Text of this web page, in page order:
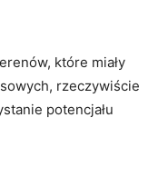
które miały
rzeczywiście
potencjału